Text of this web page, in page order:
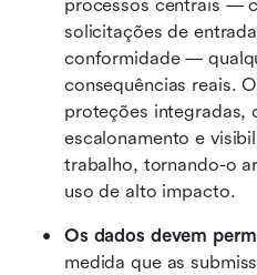
processos centrais —
solicitações de
conformidade —
consequências reais.
proteções integradas,
escalonamento e
trabalho, tornando-o
uso de alto impacto.
Os dados devem
medida que as